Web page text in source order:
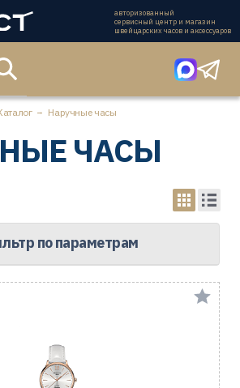
авторизованный
сервисный центр и магазин
швейцарских часов и аксессуаров
Наручные часы
ЧАСЫ
по параметрам